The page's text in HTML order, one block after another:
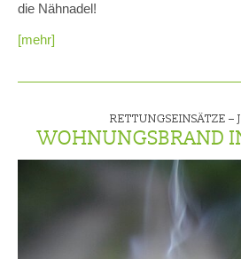
die Nähnadel!
[mehr]
RETTUNGSEINSÄTZE –
WOHNUNGSBRAND